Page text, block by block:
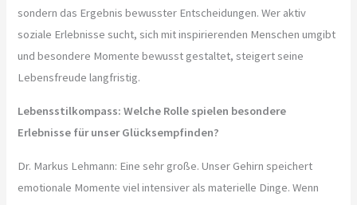
sondern das Ergebnis bewusster Entscheidungen. Wer aktiv
soziale Erlebnisse sucht, sich mit inspirierenden Menschen umgibt
und besondere Momente bewusst gestaltet, steigert seine
Lebensfreude langfristig.
Lebensstilkompass: Welche Rolle spielen besondere
Erlebnisse für unser Glücksempfinden?
Dr. Markus Lehmann: Eine sehr große. Unser Gehirn speichert
emotionale Momente viel intensiver als materielle Dinge. Wenn